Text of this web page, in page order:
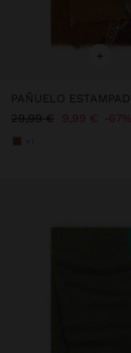
+
29,99 €
9,99 € 67%